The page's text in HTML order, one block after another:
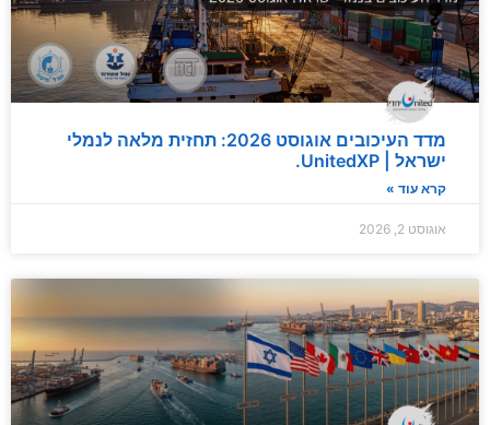
מדד העיכובים אוגוסט 2026: תחזית מלאה לנמלי
ישראל | UnitedXP.
קרא עוד »
אוגוסט 2, 2026